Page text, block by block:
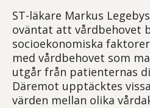
ST-läkare Markus
oväntat att vårdbehovet
socioekonomiska
med vårdbehovet som
utgår från patienternas
Däremot upptäcktes
värden mellan olika